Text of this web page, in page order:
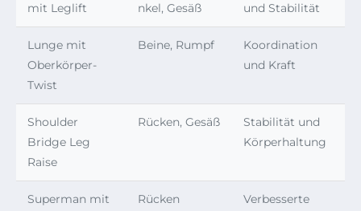
mit Leglift
nkel, Gesäß
und Stabilität
Lunge mit
Oberkörper-
Twist
Beine, Rumpf
Koordination
und Kraft
Shoulder
Bridge Leg
Raise
Rücken, Gesäß
Stabilität und
Körperhaltung
Superman mit
Rücken
Verbesserte